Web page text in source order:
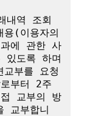
내역 조회
(이용자의
에 관한 사
있도록 하며
교부를 요청
부터 2주
교부의 방
교부합니